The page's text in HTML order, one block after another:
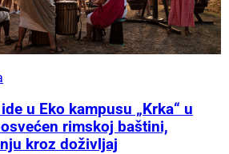
u Eko kampusu „Krka“ u
rimskoj baštini,
kroz doživljaj